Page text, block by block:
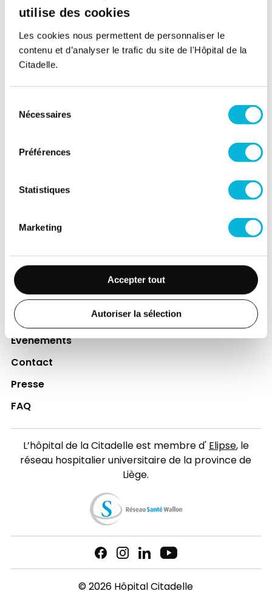
utilise des cookies
Les cookies nous permettent de personnaliser le
contenu et d’analyser le trafic du site de l'Hôpital de la
Citadelle.
Nécessaires
Préférences
Statistiques
Marketing
Accepter tout
Autoriser la sélection
Soutenez notre Fondation
Votre don à la Fondation permet de
financer des projets qui améliorent
leurs proches.
Espace Patient
Jobs
Accès collaborateurs et médecins Citadelle
(Extranet)
Actualités
Événements
Contact
Presse
FAQ
L’hôpital de la Citadelle est membre d'Elipse, le
réseau hospitalier universitaire de la province de
Liège.
© 2026 Hôpital Citadelle